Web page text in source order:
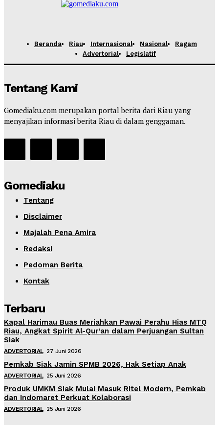
Beranda Riau Internasional Nasional
Ragam
Advertorial
Legislatif
Tentang Kami
Gomediaku.com merupakan portal berita dari Riau yang
menyajikan informasi berita Riau di dalam genggaman.
Gomediaku
Tentang
Disclaimer
Majalah Pena Amira
Redaksi
Pedoman Berita
Kontak
Terbaru
Kapal Harimau Buas Meriahkan Pawai Perahu Hias MTQ
Riau, Angkat Spirit Al-Qur’an dalam Perjuangan Sultan
Siak
ADVERTORIAL 27 Juni 2026
Pemkab Siak Jamin SPMB 2026, Hak Setiap Anak
ADVERTORIAL 25 Juni 2026
Produk UMKM Siak Mulai Masuk Ritel Modern, Pemkab
dan Indomaret Perkuat Kolaborasi
ADVERTORIAL 25 Juni 2026